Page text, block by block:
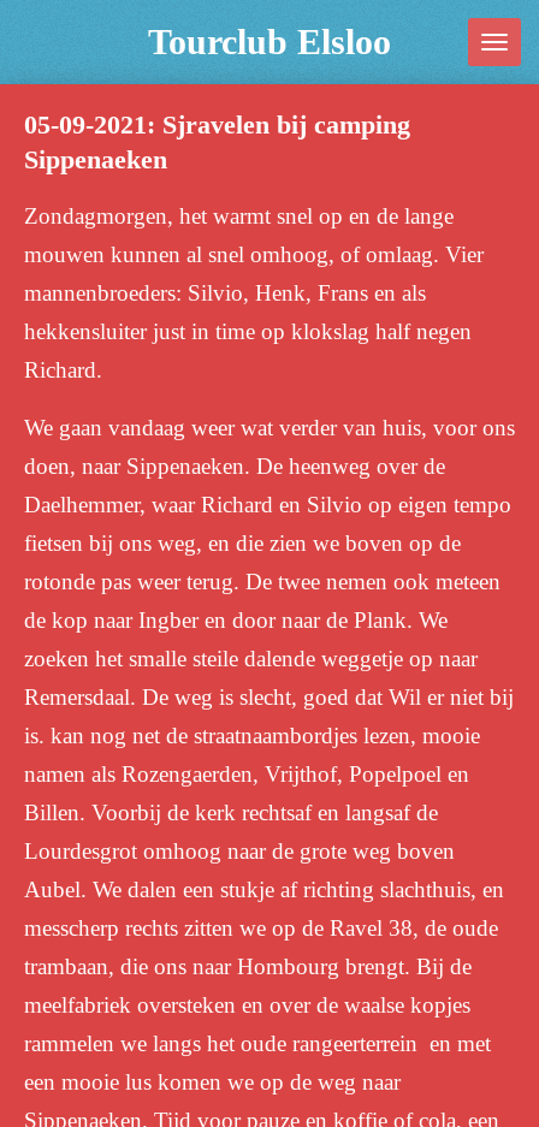
de
hoofdinhoud
Tourclub Elsloo
05-09-2021: Sjravelen bij camping
Sippenaeken
Zondagmorgen, het warmt snel op en de lange
mouwen kunnen al snel omhoog, of omlaag. Vier
mannenbroeders: Silvio, Henk, Frans en als
hekkensluiter just in time op klokslag half negen
Richard.
We gaan vandaag weer wat verder van huis, voor ons
doen, naar Sippenaeken. De heenweg over de
Daelhemmer, waar Richard en Silvio op eigen tempo
fietsen bij ons weg, en die zien we boven op de
rotonde pas weer terug. De twee nemen ook meteen
de kop naar Ingber en door naar de Plank. We
zoeken het smalle steile dalende weggetje op naar
Remersdaal. De weg is slecht, goed dat Wil er niet bij
is. kan nog net de straatnaambordjes lezen, mooie
namen als Rozengaerden, Vrijthof, Popelpoel en
Billen. Voorbij de kerk rechtsaf en langsaf de
Lourdesgrot omhoog naar de grote weg boven
Aubel. We dalen een stukje af richting slachthuis, en
messcherp rechts zitten we op de Ravel 38, de oude
trambaan, die ons naar Hombourg brengt. Bij de
meelfabriek oversteken en over de waalse kopjes
rammelen we langs het oude rangeerterrein en met
een mooie lus komen we op de weg naar
Sippenaeken. Tijd voor pauze en koffie of cola, een